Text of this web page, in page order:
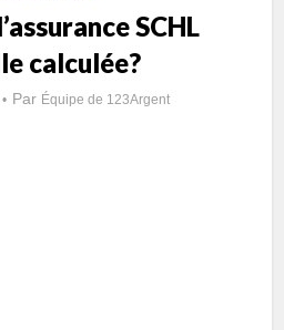
SCHL
calculée?
Par Équipe de 123Argent